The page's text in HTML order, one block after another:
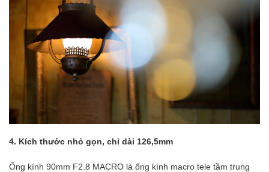
4. Kích thước nhỏ gọn, chỉ dài 126,5mm
Ống kính 90mm F2.8 MACRO là ống kính macro tele tầm trung